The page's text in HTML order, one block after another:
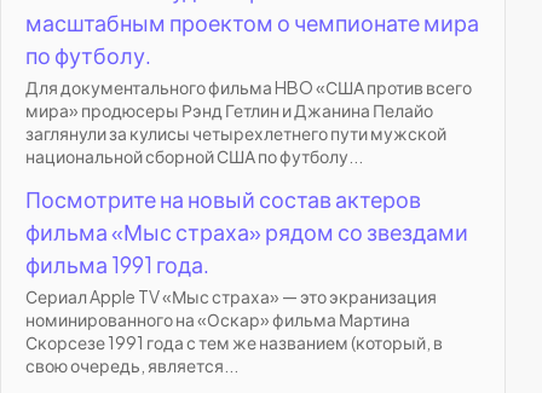
масштабным проектом о чемпионате мира
по футболу.
Для документального фильма HBO «США против всего
мира» продюсеры Рэнд Гетлин и Джанина Пелайо
заглянули за кулисы четырехлетнего пути мужской
национальной сборной США по футболу...
Посмотрите на новый состав актеров
фильма «Мыс страха» рядом со звездами
фильма 1991 года.
Сериал Apple TV «Мыс страха» — это экранизация
номинированного на «Оскар» фильма Мартина
Скорсезе 1991 года с тем же названием (который, в
свою очередь, является...